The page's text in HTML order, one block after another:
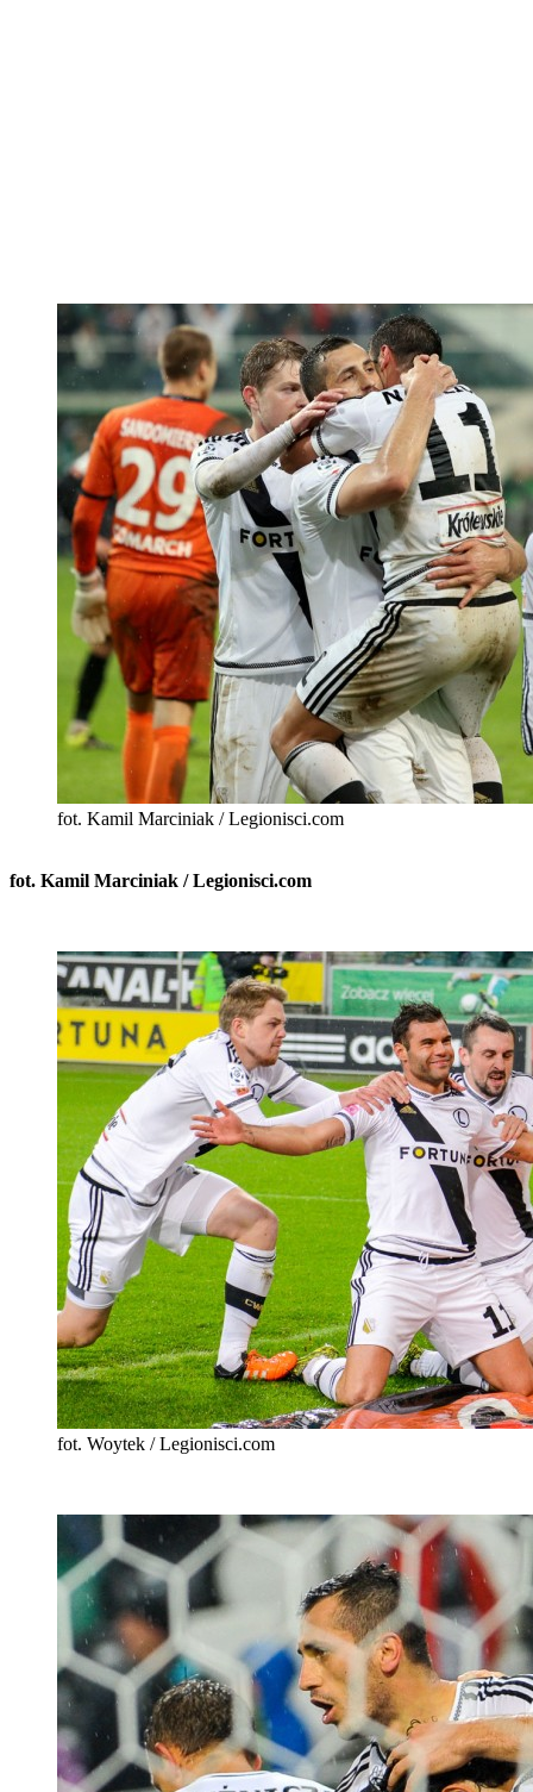
fot. Kamil Marciniak / Legionisci.com
fot. Kamil Marciniak / Legionisci.com
fot. Woytek / Legionisci.com